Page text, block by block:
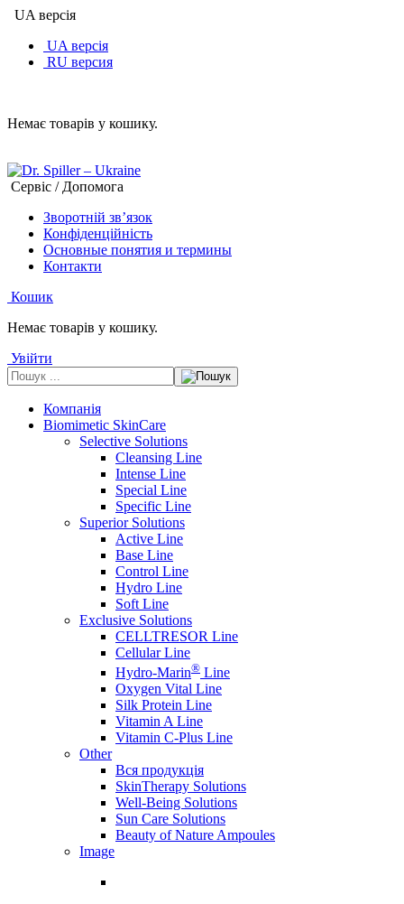
UA версія
UA версія
RU версия
Немає товарів у кошику.
Сервіс / Допомога
Зворотній зв’язок
Конфіденційність
Основные понятия и термины
Контакти
Кошик
Немає товарів у кошику.
Увійти
Компанія
Biomimetic SkinCare
Selective Solutions
Cleansing Line
Intense Line
Special Line
Specific Line
Superior Solutions
Active Line
Base Line
Control Line
Hydro Line
Soft Line
Exclusive Solutions
CELLTRESOR Line
Cellular Line
Hydro-Marin® Line
Oxygen Vital Line
Silk Protein Line
Vitamin A Line
Vitamin C-Plus Line
Other
Вся продукція
SkinTherapy Solutions
Well-Being Solutions
Sun Care Solutions
Beauty of Nature Ampoules
Image